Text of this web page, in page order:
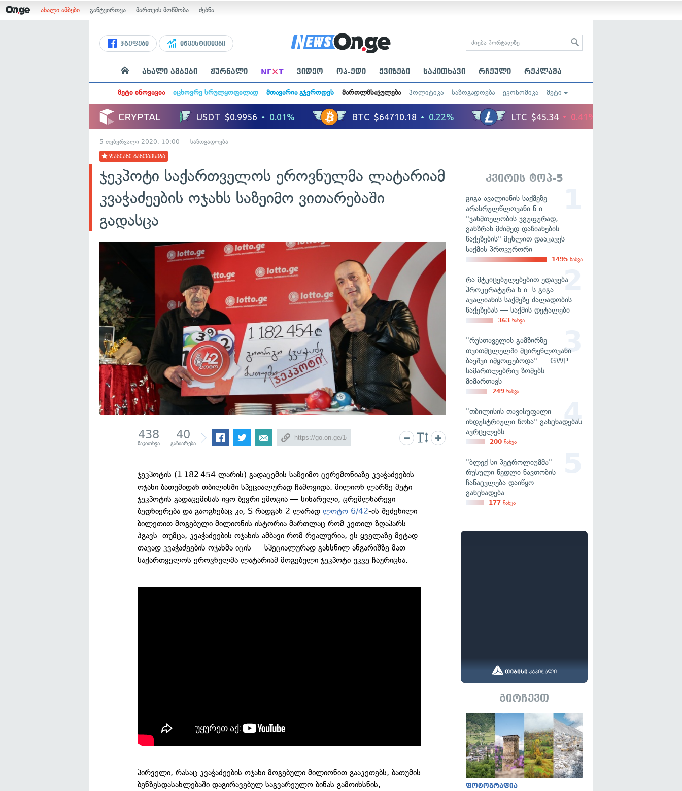
ახალი ამბები განტვირთვა მართვის მოწმობა ძებნა
ჯგუფები ინვესტიციები
ახალი ამბები ჟურნალი NE×T ვიდეო ოპ-ედი ქვიზები საკითხავი რჩეული რეკლამა
მეტი ინოვაცია იცხოვრე სრულყოფილად მთავარია გჯეროდეს მართლმსაჯულება პოლიტიკა საზოგადოება ეკონომიკა მეტი
5 თებერვალი 2020, 10:00 საზოგადოება
ფასიანი განთავსება
ჯეკპოტი საქართველოს ეროვნულმა ლატარიამ
კვაჭაძეების ოჯახს საზეიმო ვითარებაში
გადასცა
438
წაკითხვა
40
გაზიარება
ჯეკპოტის (1 182 454 ლარის) გადაცემის საზეიმო ცერემონიაზე კვაჭაძეების
ოჯახი ბათუმიდან თბილისში სპეციალურად ჩამოვიდა. მილიონ ლარზე მეტი
ჯეკპოტის გადაცემისას იყო ბევრი ემოცია — სიხარული, ცრემლნარევი
ბედნიერება და გაოგნებაც კი, S რადგან 2 ლარადლოტო 6/42-ის შეძენილი
ბილეთით მოგებული მილიონის ისტორია მართლაც რომ კეთილ ზღაპარს
ჰგავს. თუმცა, კვაჭაძეების ოჯახის ამბავი რომ რეალურია, ეს ყველაზე მეტად
თავად კვაჭაძეების ოჯახმა იცის — სპეციალურად გახსნილ ანგარიშზე მათ
საქართველოს ეროვნულმა ლატარიამ მოგებული ჯეკპოტი უკვე ჩაურიცხა.
პირველი, რასაც კვაჭაძეების ოჯახი მოგებული მილიონით გააკეთებს, ბათუმის
ბენზესდასახლებაში დაგირავებულ საგვარეულო ბინას გამოიხსნის,
კვირის ტოპ-5
გიგა ავალიანის საქმეზე
არასრულწლოვანი ნ.ი.
"ჯანმთელობის ჯგუფურად,
განზრახ მძიმედ დაზიანების
წაქეზების" მუხლით დააკავეს —
საქმის პროკურორი
1495 ნახვა
რა მტკიცებულებებით ედავება
პროკურატურა ნ.ი.-ს გიგა
ავალიანის საქმეზე ძალადობის
წაქეზებას — საქმის დეტალები
363 ნახვა
"რუსთაველის გამზირზე
თვითმცლელში მცირეწლოვანი
ბავშვი იმყოფებოდა" — GWP
სამართლებრივ ზომებს
მიმართავს
249 ნახვა
"თბილისის თავისუფალი
ინდუსტრიული ზონა" განცხადებას
ავრცელებს
200 ნახვა
"ბლექ სი პეტროლიუმმა"
რუსული ნედლი ნავთობის
ჩანაცვლება დაიწყო —
განცხადება
177 ნახვა
გირჩევთ
ფოტოგრაფია